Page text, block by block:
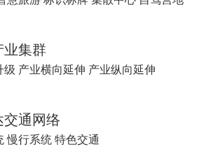
业集群
级 产业横向延伸 产业纵向延伸
交通网络
慢行系统 特色交通